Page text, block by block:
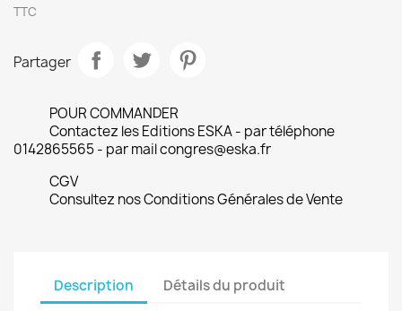
TTC
Partager
POUR COMMANDER
Contactez les Editions ESKA - par téléphone
0142865565 - par mail congres@eska.fr
CGV
Consultez nos Conditions Générales de Vente
Description Détails du produit